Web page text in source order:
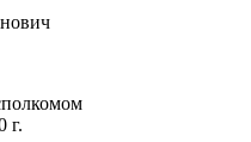
г.